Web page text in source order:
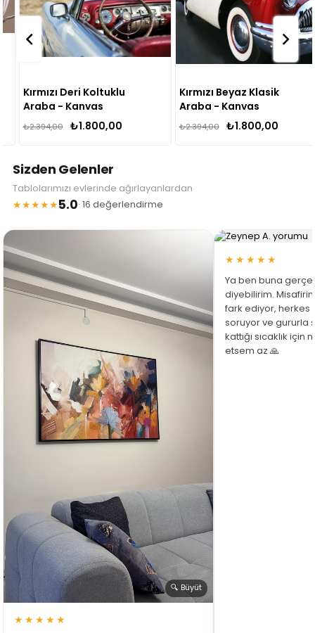
Kırmızı Deri Koltuklu
Araba - Kanvas
Tablo
₺1.800,00
₺2.394,00
Kırmızı Beyaz Klasik
Araba - Kanvas
Tablo
₺1.800,00
₺2.394,00
Sizden Gelenler
Tablolarımızı evlerinde ağırlayanlardan
★★★★★5.0· 16 değerlendirme
🔍 Büyüt
★★★★★
★★★★★
Ya ben buna
diyebilirim.
fark ediyor, herkes
soruyor ve gururla
kattığı sıcaklık
etsem az 🙏